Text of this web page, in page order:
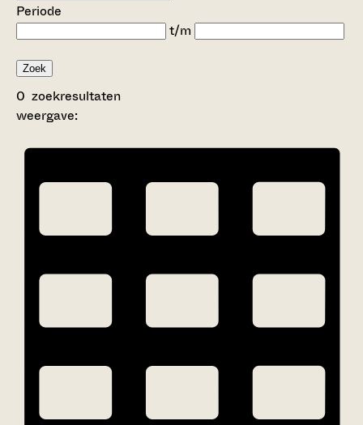
Periode
t/m
Zoek
0 zoekresultaten
weergave: